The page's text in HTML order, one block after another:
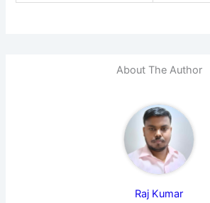
About The Author
Raj Kumar